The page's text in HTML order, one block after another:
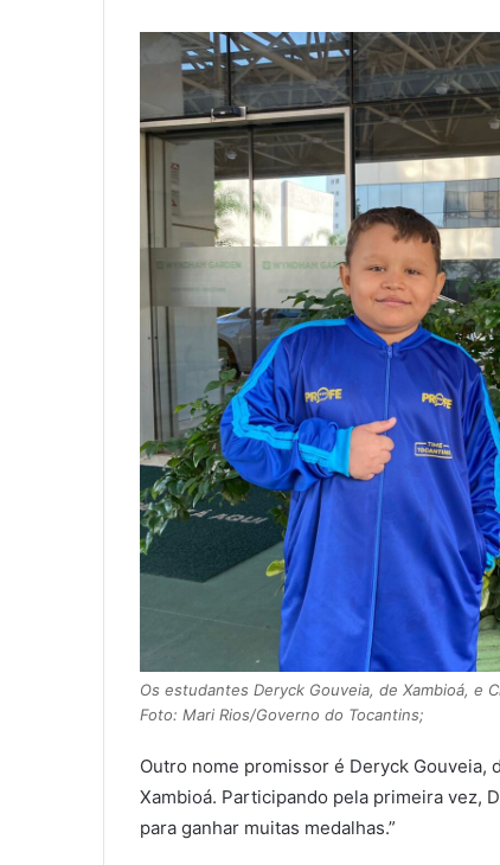
Os estudantes Deryck Gouveia, de Xambioá, e
Foto: Mari Rios/Governo do Tocantins;
Outro nome promissor é Deryck Gouveia,
Xambioá. Participando pela primeira vez,
para ganhar muitas medalhas.”